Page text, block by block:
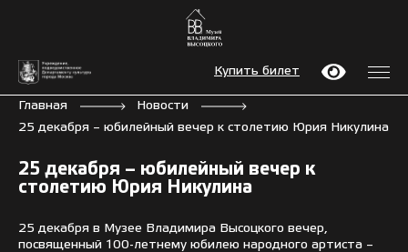
Купить билет
Главная
Новости
25 декабря – юбилейный вечер к столетию Юрия Никулина
25 декабря – юбилейный вечер к
столетию Юрия Никулина
25 декабря в Музее Владимира Высоцкого вечер,
посвященный 100-летнему юбилею народного артиста –